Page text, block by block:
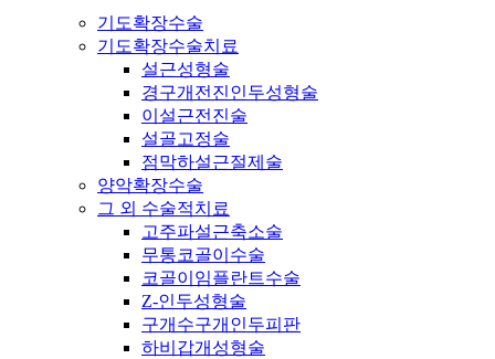
기도확장수술
기도확장수술치료
설근성형술
경구개전진인두성형술
이설근전진술
설골고정술
점막하설근절제술
양악확장수술
그 외 수술적치료
고주파설근축소술
무통코골이수술
코골이임플란트수술
Z-인두성형술
구개수구개인두피판
하비갑개성형술